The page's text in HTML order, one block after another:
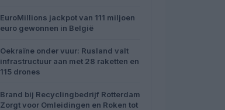
EuroMillions jackpot van 111 miljoen
euro gewonnen in België
Oekraïne onder vuur: Rusland valt
infrastructuur aan met 28 raketten en
115 drones
Brand bij Recyclingbedrijf Rotterdam
Zorgt voor Omleidingen en Roken tot